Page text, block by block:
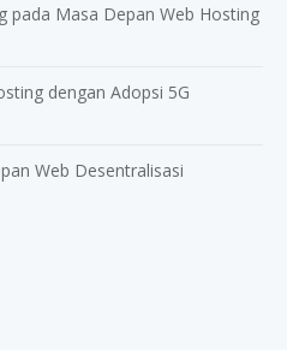
pada Masa Depan Web Hosting
dengan Adopsi 5G
Web Desentralisasi